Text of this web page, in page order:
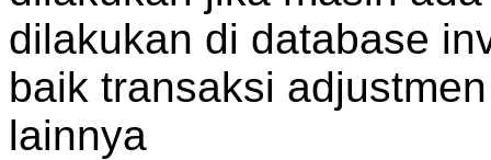
dilakukan di database
baik transaksi
lainnya